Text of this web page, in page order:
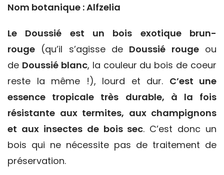
Nom botanique : Alfzelia
Le Doussié est un bois exotique brun-
rouge (qu’il s’agisse de Doussié rougeou
de Doussié blanc, la couleur du bois de coeur
reste la même !), lourd et dur. C’est une
essence tropicale très durable, à la fois
résistante aux termites, aux champignons
et aux insectes de bois sec. C’est donc un
bois qui ne nécessite pas de traitement de
préservation.